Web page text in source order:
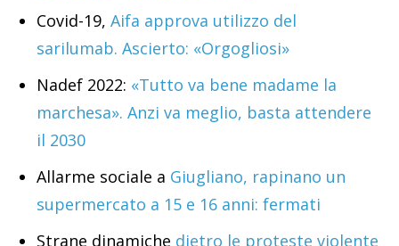
Covid-19, Aifa approva utilizzo del
sarilumab. Ascierto: «Orgogliosi»
Nadef 2022: «Tutto va bene madame la
marchesa». Anzi va meglio, basta attendere
il 2030
Allarme sociale a Giugliano, rapinano un
supermercato a 15 e 16 anni: fermati
Strane dinamiche dietro le proteste violente